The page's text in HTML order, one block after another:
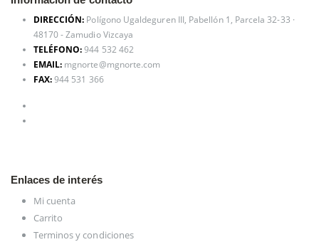
DIRECCIÓN: Polígono Ugaldeguren III, Pabellón 1, Parcela 32-33 ·
48170 - Zamudio Vizcaya
TELÉFONO:944 532 462
EMAIL: mgnorte@mgnorte.com
FAX:944 531 366
Enlaces de interés
Mi cuenta
Carrito
Terminos y condiciones